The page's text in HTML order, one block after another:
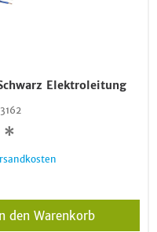
Elektroleitung
3162
*
den Warenkorb